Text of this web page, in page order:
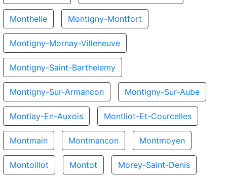
Monthelie Montigny-Montfort
Montigny-Mornay-Villeneuve
Montigny-Saint-Barthelemy
Montigny-Sur-Armancon Montigny-Sur-Aube
Montlay-En-Auxois Montliot-Et-Courcelles
Montmain Montmancon Montmoyen
Montoillot Montot Morey-Saint-Denis